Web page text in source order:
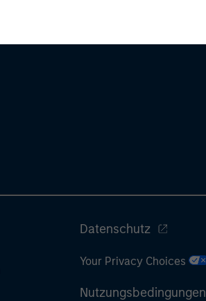
Datenschutz
Your Privacy Choices
Nutzungsbedingungen